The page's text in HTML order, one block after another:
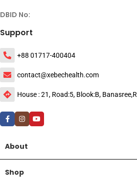
DBID No:
Support
+88 01717-400404
contact@xebechealth.com
House : 21, Road:5, Blook:B,
About
Shop